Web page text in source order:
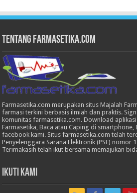
Tentang Farmasetika.com
Farmasetika.com merupakan situs Majalah
farmasi terkini berbasis ilmiah dan praktis.
komunitas farmasetika.com. Download
Farmasetika, Baca atau Caping di
facebook kami. Situs farmasetika.com telah
Penyelenggara Sarana Elektronik (PSE) nomor
Terimakasih telah ikut bersama memajukan
Ikuti Kami